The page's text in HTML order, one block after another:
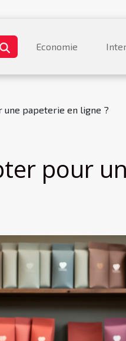
Economie
papeterie en ligne ?
pour